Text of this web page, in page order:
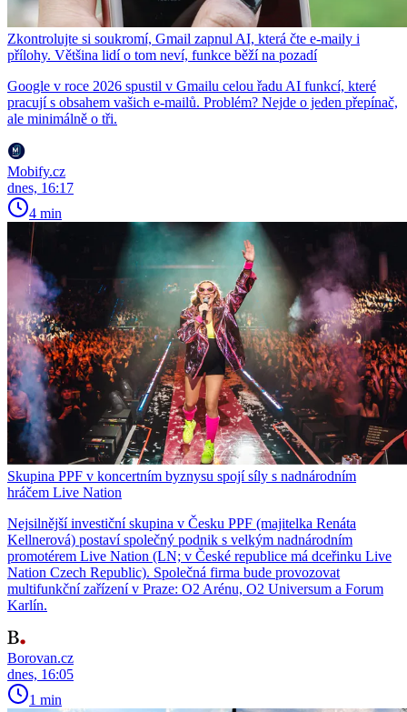
Zkontrolujte si soukromí, Gmail zapnul AI, která čte e-maily i
přílohy. Většina lidí o tom neví, funkce běží na pozadí
Google v roce 2026 spustil v Gmailu celou řadu AI funkcí, které
pracují s obsahem vašich e-mailů. Problém? Nejde o jeden přepínač,
ale minimálně o tři.
Mobify.cz
dnes, 16:17
4 min
Skupina PPF v koncertním byznysu spojí síly s nadnárodním
hráčem Live Nation
Nejsilnější investiční skupina v Česku PPF (majitelka Renáta
Kellnerová) postaví společný podnik s velkým nadnárodním
promotérem Live Nation (LN; v České republice má dceřinku Live
Nation Czech Republic). Společná firma bude provozovat
multifunkční zařízení v Praze: O2 Arénu, O2 Universum a Forum
Karlín.
Borovan.cz
dnes, 16:05
1 min